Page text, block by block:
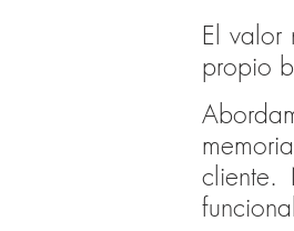
El valor
propio
cliente.